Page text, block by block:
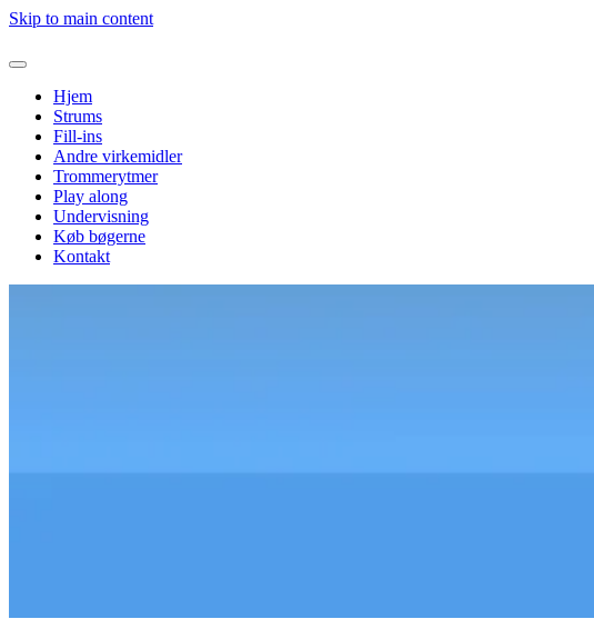
Skip to main content
Hjem
Strums
Fill-ins
Andre virkemidler
Trommerytmer
Play along
Undervisning
Køb bøgerne
Kontakt